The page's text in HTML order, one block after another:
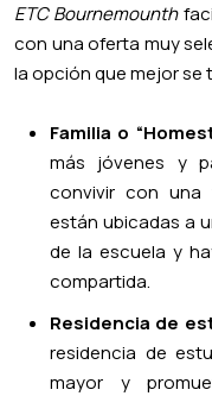
ETC Bournemounth
con una oferta muy
la opción que mejor se
Familia o
más jóvenes y
convivir con una
están ubicadas a
de la escuela y
compartida.
Residencia de
residencia de
mayor y